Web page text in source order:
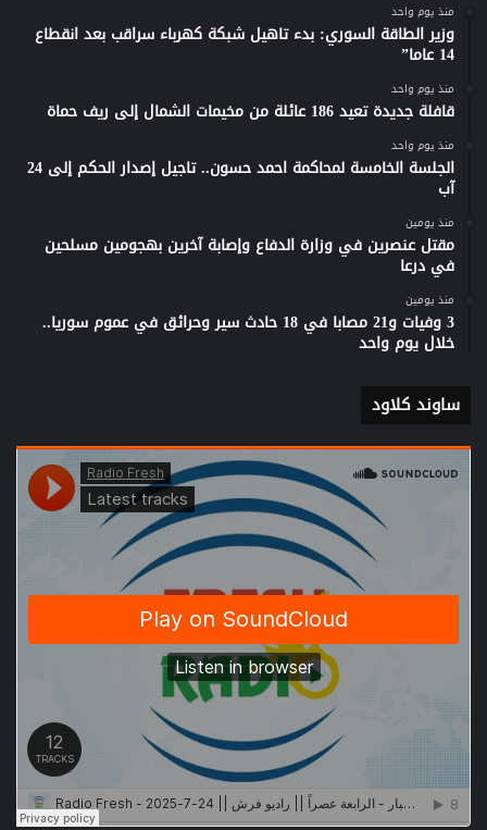
منذ يوم واحد
وزير الطاقة السوري: بدء تاهيل شبكة كهرباء سراقب بعد انقطاع
14 عاما”
منذ يوم واحد
قافلة جديدة تعيد 186 عائلة من مخيمات الشمال إلى ريف حماة
منذ يوم واحد
الجلسة الخامسة لمحاكمة احمد حسون.. تاجيل إصدار الحكم إلى 24
آب
منذ يومين
مقتل عنصرين في وزارة الدفاع وإصابة آخرين بهجومين مسلحين
في درعا
منذ يومين
3 وفيات و21 مصابا في 18 حادث سير وحرائق في عموم سوريا..
خلال يوم واحد
ساوند كلاود